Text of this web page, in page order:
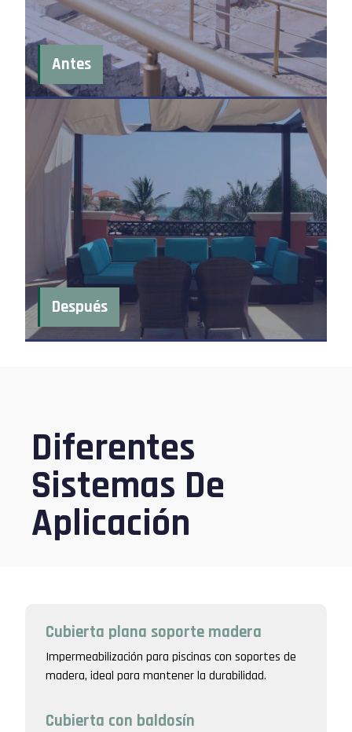
Antes
Después
Diferentes
Sistemas De
Aplicación
Cubierta plana soporte madera
Impermeabilización para piscinas con soportes de
madera, ideal para mantener la durabilidad.
Cubierta con baldosín